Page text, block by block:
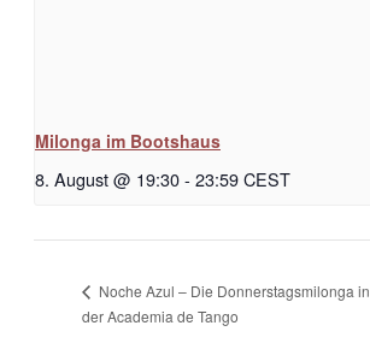
Milonga im Bootshaus
8. August @ 19:30- 23:59CEST
Noche Azul – Die Donnerstagsmilonga in
der Academia de Tango